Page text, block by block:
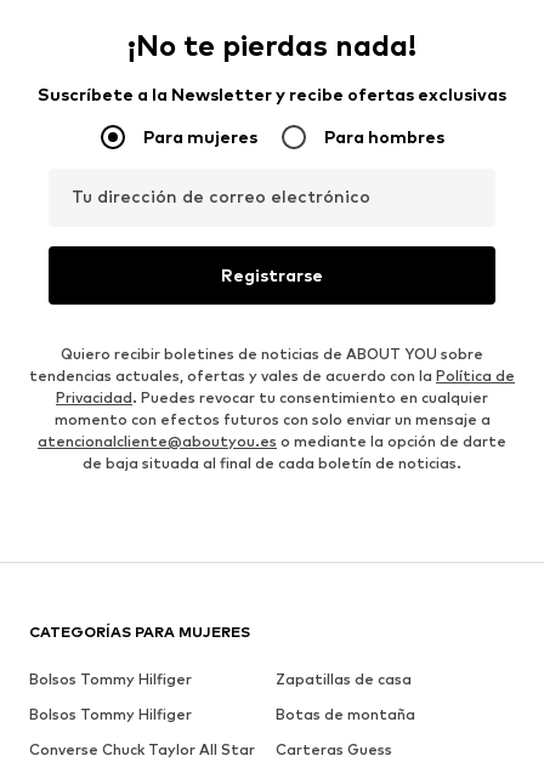
¡No te pierdas nada!
Suscríbete a la Newsletter y recibe ofertas exclusivas
Para mujeres Para hombres
Tu dirección de correo electrónico
Registrarse
Quiero recibir boletines de noticias de ABOUT YOU sobre
tendencias actuales, ofertas y vales de acuerdo con la Política de
Privacidad. Puedes revocar tu consentimiento en cualquier
momento con efectos futuros con solo enviar un mensaje a
atencionalcliente@aboutyou.es o mediante la opción de darte
de baja situada al final de cada boletín de noticias.
CATEGORÍAS PARA MUJERES
Bolsos Tommy Hilfiger
Zapatillas de casa
Bolsos Tommy Hilfiger
Botas de montaña
Converse Chuck Taylor All Star
Carteras Guess